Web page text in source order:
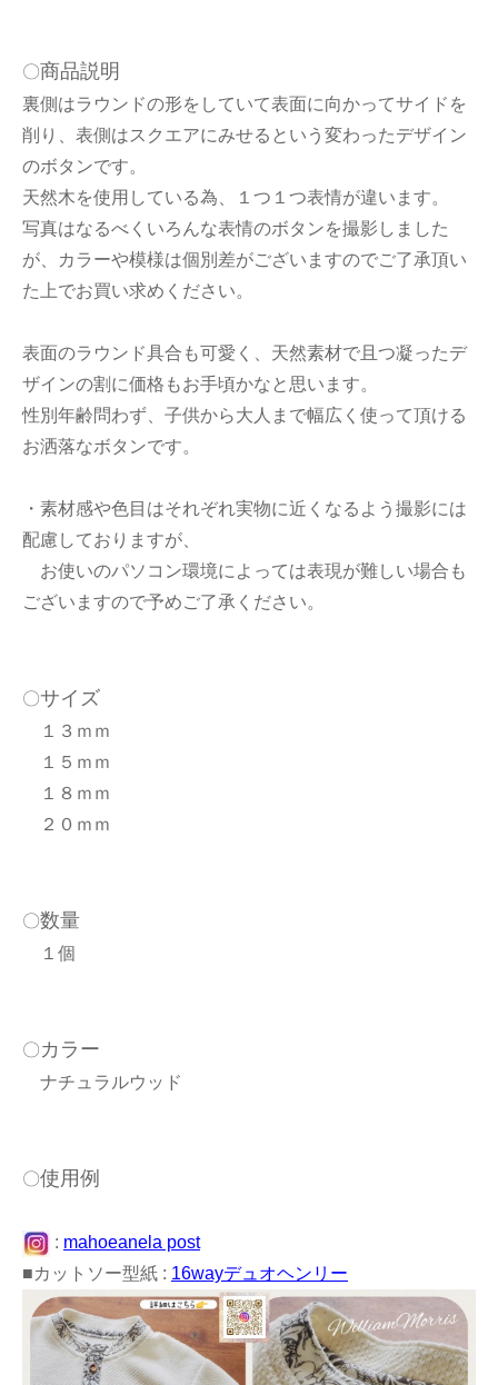
〇商品説明
裏側はラウンドの形をしていて表面に向かってサイドを
削り、表側はスクエアにみせるという変わったデザイン
のボタンです。
天然木を使用している為、１つ１つ表情が違います。
写真はなるべくいろんな表情のボタンを撮影しました
が、カラーや模様は個別差がございますのでご了承頂い
た上でお買い求めください。
表面のラウンド具合も可愛く、天然素材で且つ凝ったデ
ザインの割に価格もお手頃かなと思います。
性別年齢問わず、子供から大人まで幅広く使って頂ける
お洒落なボタンです。
・素材感や色目はそれぞれ実物に近くなるよう撮影には
配慮しておりますが、
お使いのパソコン環境によっては表現が難しい場合も
ございますので予めご了承ください。
〇サイズ
１３ｍｍ
１５ｍｍ
１８ｍｍ
２０ｍｍ
〇数量
１個
〇カラー
ナチュラルウッド
〇使用例
: mahoeanela post
■カットソー型紙 : 16wayデュオヘンリー